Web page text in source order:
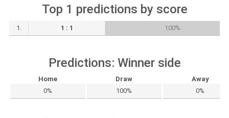
Top 1 predictions by score
1. 1 : 1 100%
Predictions: Winner side
Home Draw
Away
0%
100% 0%